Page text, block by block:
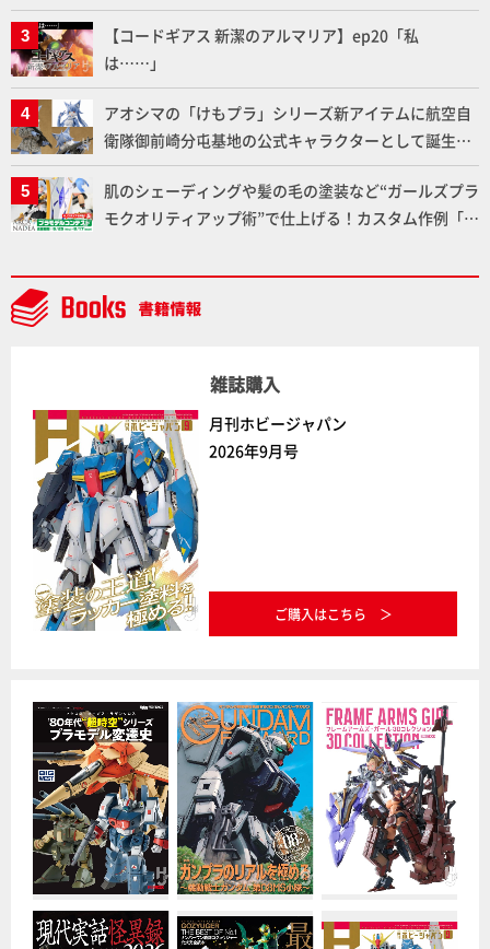
りに!!【試し読み】
【コードギアス 新潔のアルマリア】ep20「私
は……」
アオシマの「けもプラ」シリーズ新アイテムに航空自
衛隊御前崎分屯基地の公式キャラクターとして誕生し
た「おまねこ」が着任！けもプラ公式サイト限定版と
通常版の2ラインで発売！
肌のシェーディングや髪の毛の塗装など“ガールズプラ
モクオリティアップ術”で仕上げる！カスタム作例「白
デルコンテスト」～8月17日（月）11:59まで応募受付
中】
雑誌購入
月刊ホビージャパン
2026年9月号
ご購入はこちら